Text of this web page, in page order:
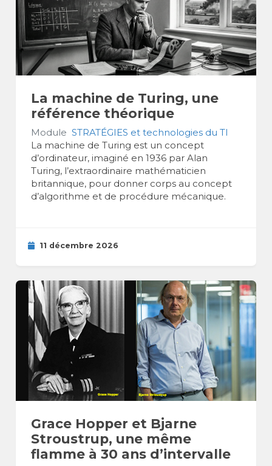
La machine de Turing, une
référence théorique
Module STRATÉGIES et technologies du TI
La machine de Turing est un concept
d’ordinateur, imaginé en 1936 par Alan
Turing, l’extraordinaire mathématicien
britannique, pour donner corps au concept
d’algorithme et de procédure mécanique.
11 décembre 2026
Grace Hopper et Bjarne
Stroustrup, une même
flamme à 30 ans d’intervalle